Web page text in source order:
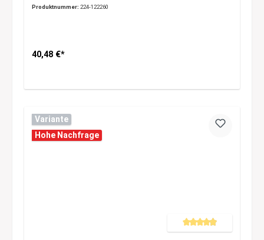
Produktnummer: 224-122260
40,48 €*
Variante
Hohe Nachfrage
Durchschnittliche Bewertung